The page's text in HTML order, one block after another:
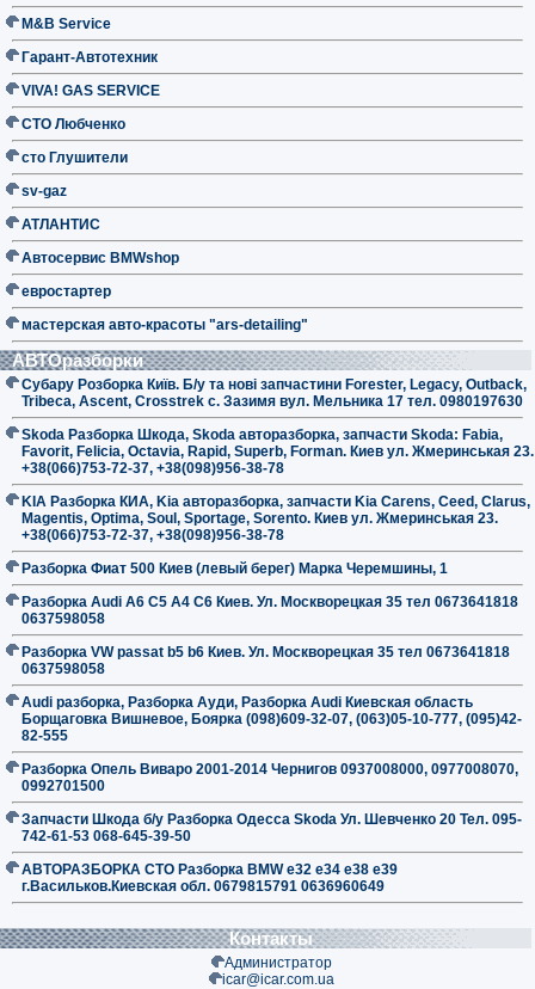
M&B Service
Гарант-Автотехник
VIVA! GAS SERVICE
СТО Любченко
сто Глушители
sv-gaz
АТЛАНТИС
Автосервис BMWshop
евростартер
мастерская авто-красоты "ars-detailing"
АВТОразборки
Субару Розборка Київ. Б/у та нові запчастини Forester, Legacy, Outback,
Tribeca, Ascent, Crosstrek с. Зазимя вул. Мельника 17 тел. 0980197630
Skoda Разборка Шкода, Skoda авторазборка, запчасти Skoda: Fabia,
Favorit, Felicia, Octavia, Rapid, Superb, Forman. Киев ул. Жмеринськая 23.
+38(066)753-72-37, +38(098)956-38-78
KIA Разборка КИА, Kia авторазборка, запчасти Kia Carens, Ceed, Clarus,
Magentis, Optima, Soul, Sportage, Sorento. Киев ул. Жмеринськая 23.
+38(066)753-72-37, +38(098)956-38-78
Разборка Фиат 500 Киев (левый берег) Марка Черемшины, 1
Разборка Audi A6 C5 A4 C6 Киев. Ул. Москворецкая 35 тел 0673641818
0637598058
Разборка VW passat b5 b6 Киев. Ул. Москворецкая 35 тел 0673641818
0637598058
Audi разборка, Разборка Ауди, Разборка Audi Киевская область
Борщаговка Вишневое, Боярка (098)609-32-07, (063)05-10-777, (095)42-
82-555
Разборка Опель Виваро 2001-2014 Чернигов 0937008000, 0977008070,
0992701500
Запчасти Шкода б/у Разборка Одесса Skoda Ул. Шевченко 20 Тел. 095-
742-61-53 068-645-39-50
АВТОРАЗБОРКА СТО Разборка BMW е32 е34 е38 е39
г.Васильков.Киевская обл. 0679815791 0636960649
Контакты
Администратор
icar@icar.com.ua